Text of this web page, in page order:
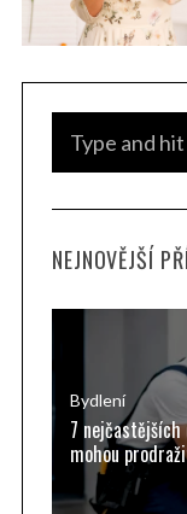
c
NEJNOVĚJŠÍ
Bydlení
7
mohou